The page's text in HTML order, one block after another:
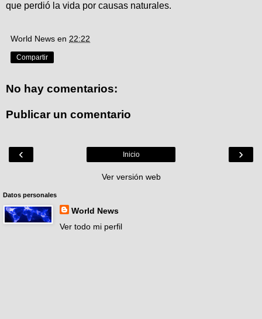
que perdió la vida por causas naturales.
World News en 22:22
Compartir
No hay comentarios:
Publicar un comentario
‹ ›
Inicio
Ver versión web
Datos personales
World News
Ver todo mi perfil